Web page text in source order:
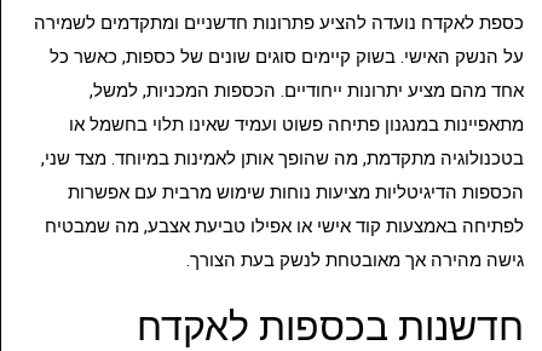
כספת לאקדח נועדה להציע פתרונות חדשניים ומתקדמים לשמירה
על הנשק האישי. בשוק קיימים סוגים שונים של כספות, כאשר כל
אחד מהם מציע יתרונות ייחודיים. הכספות המכניות, למשל,
מתאפיינות במנגנון פתיחה פשוט ועמיד שאינו תלוי בחשמל או
בטכנולוגיה מתקדמת, מה שהופך אותן לאמינות במיוחד. מצד שני,
הכספות הדיגיטליות מציעות נוחות שימוש מרבית עם אפשרות
לפתיחה באמצעות קוד אישי או אפילו טביעת אצבע, מה שמבטיח
גישה מהירה אך מאובטחת לנשק בעת הצורך.
חדשנות בכספות לאקדח